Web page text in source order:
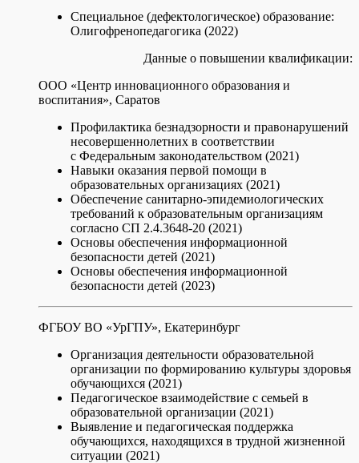
Специальное (дефектологическое) образование:
Олигофренопедагогика (2022)
Данные о повышении квалификации:
ООО «Центр инновационного образования и
воспитания», Саратов
Профилактика безнадзорности и правонарушений
несовершеннолетних в соответствии
с Федеральным законодательством (2021)
Навыки оказания первой помощи в
образовательных организациях (2021)
Обеспечение санитарно-эпидемиологических
требований к образовательным организациям
согласно СП 2.4.3648-20 (2021)
Основы обеспечения информационной
безопасности детей (2021)
Основы обеспечения информационной
безопасности детей (2023)
ФГБОУ ВО «УрГПУ», Екатеринбург
Организация деятельности образовательной
организации по формированию культуры здоровья
обучающихся (2021)
Педагогическое взаимодействие с семьей в
образовательной организации (2021)
Выявление и педагогическая поддержка
обучающихся, находящихся в трудной жизненной
ситуации (2021)